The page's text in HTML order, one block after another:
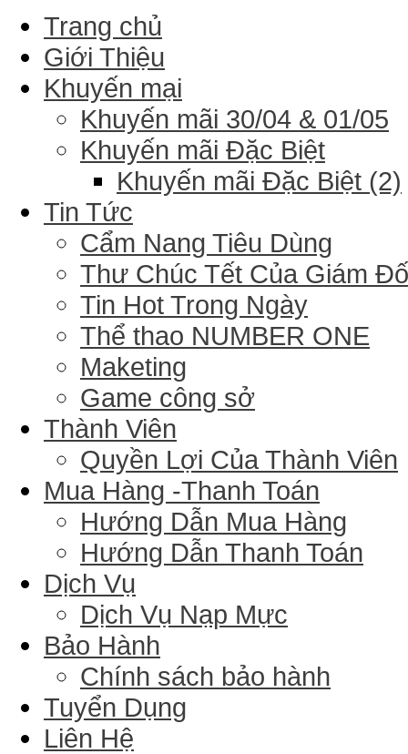
Trang chủ
Giới Thiệu
Khuyến mại
Khuyến mãi 30/04 & 01/05
Khuyến mãi Đặc Biệt
Khuyến mãi Đặc Biệt (2)
Tin Tức
Cẩm Nang Tiêu Dùng
Thư Chúc Tết Của Giám
Tin Hot Trong Ngày
Thể thao NUMBER ONE
Maketing
Game công sở
Thành Viên
Quyền Lợi Của Thành Viên
Mua Hàng -Thanh Toán
Hướng Dẫn Mua Hàng
Hướng Dẫn Thanh Toán
Dịch Vụ
Dịch Vụ Nạp Mực
Bảo Hành
Chính sách bảo hành
Tuyển Dụng
Liên Hệ